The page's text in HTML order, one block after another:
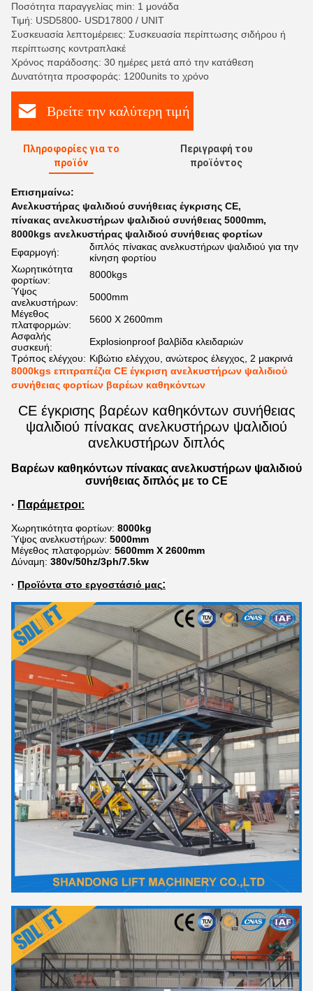
Ποσότητα παραγγελίας min: 1 μονάδα
Τιμή: USD5800- USD17800 / UNIT
Συσκευασία λεπτομέρειες: Συσκευασία περίπτωσης σιδήρου ή
περίπτωσης κοντραπλακέ
Χρόνος παράδοσης: 30 ημέρες μετά από την κατάθεση
Δυνατότητα προσφοράς: 1200units το χρόνο
Βρείτε την καλύτερη τιμή
Πληροφορίες για το
προϊόν
Περιγραφή του
προϊόντος
Επισημαίνω:
Ανελκυστήρας ψαλιδιού συνήθειας έγκρισης CE,
πίνακας ανελκυστήρων ψαλιδιού συνήθειας 5000mm,
8000kgs ανελκυστήρας ψαλιδιού συνήθειας φορτίων
Εφαρμογή:
διπλός πίνακας ανελκυστήρων ψαλιδιού για την
κίνηση φορτίου
Χωρητικότητα
φορτίων:
8000kgs
Ύψος
ανελκυστήρων:
5000mm
Μέγεθος
πλατφορμών:
5600 X 2600mm
Ασφαλής
συσκευή:
Explosionproof βαλβίδα κλειδαριών
Τρόπος ελέγχου: Κιβώτιο ελέγχου, ανώτερος έλεγχος, 2 μακρινά
8000kgs επιτραπέζια CE έγκριση ανελκυστήρων ψαλιδιού
συνήθειας φορτίων βαρέων καθηκόντων
CE έγκρισης βαρέων καθηκόντων συνήθειας
ψαλιδιού πίνακας ανελκυστήρων ψαλιδιού
ανελκυστήρων διπλός
Βαρέων καθηκόντων πίνακας ανελκυστήρων ψαλιδιού
συνήθειας διπλός με το CE
· Παράμετροι:
Χωρητικότητα φορτίων: 8000kg
Ύψος ανελκυστήρων: 5000mm
Μέγεθος πλατφορμών: 5600mm X 2600mm
Δύναμη: 380v/50hz/3ph/7.5kw
· Προϊόντα στο εργοστάσιό μας: